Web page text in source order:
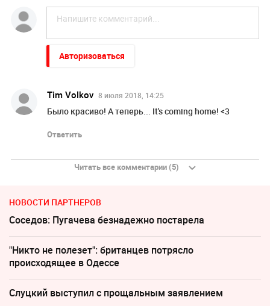
Авторизоваться
Tim Volkov 8 июля 2018, 14:25
Было красиво! А теперь... It's coming home! <3
Ответить
Читать все комментарии (5)
НОВОСТИ ПАРТНЕРОВ
Соседов: Пугачева безнадежно постарела
"Никто не полезет": британцев потрясло
происходящее в Одессе
Слуцкий выступил с прощальным заявлением